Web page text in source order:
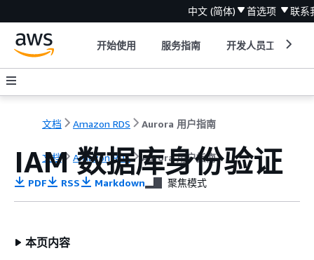
中文 (简体) 首选项 联系
开始使用 服务指南 开发人员工具
文档 Amazon RDS Aurora 用户指南
文档 Amazon RDS Aurora 用户指南
IAM 数据库身份验证
PDF RSS Markdown 聚焦模式
本页内容